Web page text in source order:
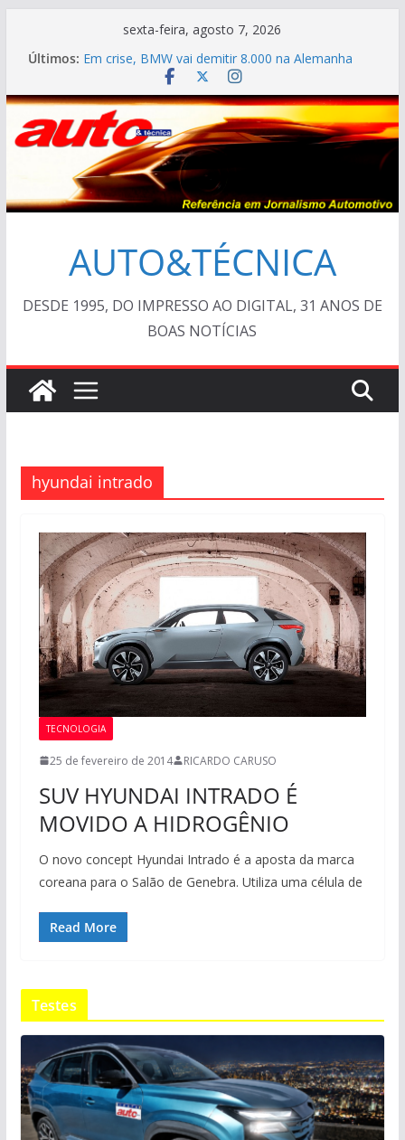
conteúdo
sexta-feira, agosto 7, 2026
Últimos: Em crise, BMW vai demitir 8.000 na Alemanha
VÍDEO ESPECIAL: os antigos no “Poços Classic
Car 2026”
AUTO&TÉCNICA FILES #139 – Chevrolet Calibra
1993
Cristiano Ronaldo mostra sua garagem
Ferrari Luce 2026: esgotada em dois meses
AUTO&TÉCNICA
DESDE 1995, DO IMPRESSO AO DIGITAL, 31 ANOS DE
BOAS NOTÍCIAS
hyundai intrado
TECNOLOGIA
25 de fevereiro de 2014 RICARDO CARUSO
SUV HYUNDAI INTRADO É
MOVIDO A HIDROGÊNIO
O novo concept Hyundai Intrado é a aposta da marca
coreana para o Salão de Genebra. Utiliza uma célula de
Read More
Testes